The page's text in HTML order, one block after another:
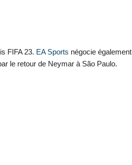
FIFA 23. EA Sports négocie également
le retour de Neymar à São Paulo.